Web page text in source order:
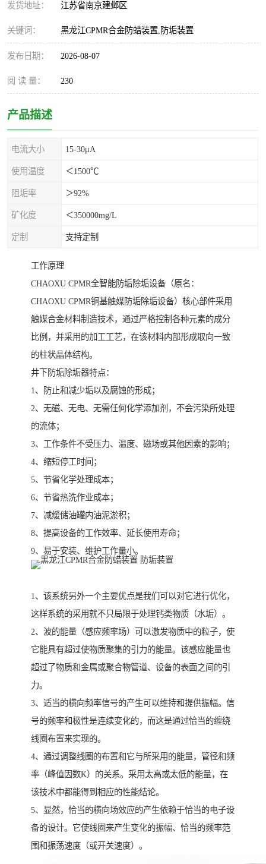
发货地址： 江苏省南京建邺区
关键词： 黑龙江CPMR合金防蜡装置,防垢装置
发布日期： 2026-08-07
阅 读 量： 230
产品描述
电流大小 15-30μA
使用温度 ＜1500℃
阻垢率 ＞92%
矿化度 ＜350000mg/L
定制 支持定制
工作原理
CHAOXU CPMR全智能防垢除垢设备（原名：
CHAOXU CPMR铜基触媒防垢除垢设备）核心部件采用
触媒合金材料制造技术，通过严格控制各种元素的成分
比例，并采用的加工工艺，在该材料内部形成取向一致
的柱状晶体结构。
井下防垢除垢器特点：
1、防止和减少垢以及腐蚀的形成；
2、无磁、无电、无需任何化学添加剂，不会污染所处理
的流体；
3、工作条件不受压力、温度、磁场或其他因素的影响；
4、缩短停工时间；
5、节省化学处理成本；
6、节省热洗作业成本；
7、减缓储油罐内油泥淤积；
8、提高设备的工作效率、延长使用寿命；
9、易于安装、维护工作量小。
1、该系统另外一个主要优点是我们可以对它进行优化，
这样系统的采用就不只局限于处理钙类物质（水垢）。
2、波的能量（感应频率场）可以激发物质中的粒子，使
它能具有超过使物质聚集的引力的能量。该感应能量也
超过了物质和金属或聚合物管道、设备的表面之间的引
力。
3、适当的横向频率信号的产生可以维持和提供振幅。信
号的频率和极性是连续变化的，而这是通过恰当的缠绕
线圈布置来实现的。
4、通过调整线圈的布置和它与所采用的能量，管径和频
率（峰值因数K）的关系。采用太高或太低的能量，在
该技术中都能得到相应的性能结论。
5、显然，恰当的横向场效应的产生依赖于恰当的电子设
备的设计。它使线圈来产生变化的振幅、恰当的频率范
围和振荡速度（或开关速度）。